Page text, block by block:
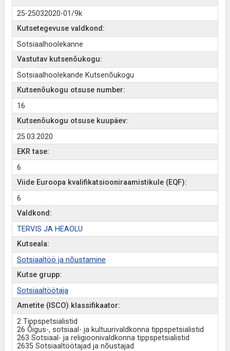
25-25032020-01/9k
Kutsetegevuse valdkond:
Sotsiaalhoolekanne
Vastutav kutsenõukogu:
Sotsiaalhoolekande Kutsenõukogu
Kutsenõukogu otsuse number:
16
Kutsenõukogu otsuse kuupäev:
25.03.2020
EKR tase:
6
Viide Euroopa kvalifikatsiooniraamistikule (EQF):
6
Valdkond:
TERVIS JA HEAOLU
Kutseala:
Sotsiaaltöö ja nõustamine
Kutse grupp:
Sotsiaaltöötaja
Ametite (ISCO) klassifikaator:
2 Tippspetsialistid
26 Õigus-, sotsiaal- ja kultuurivaldkonna tippspetsialistid
263 Sotsiaal- ja religioonivaldkonna tippspetsialistid
2635 Sotsiaaltöötajad ja nõustajad